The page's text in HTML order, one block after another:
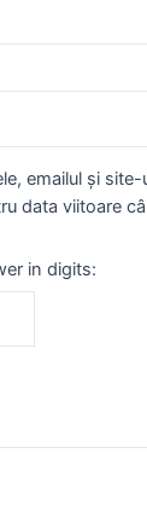
emailul și site-
data viitoare
in digits: